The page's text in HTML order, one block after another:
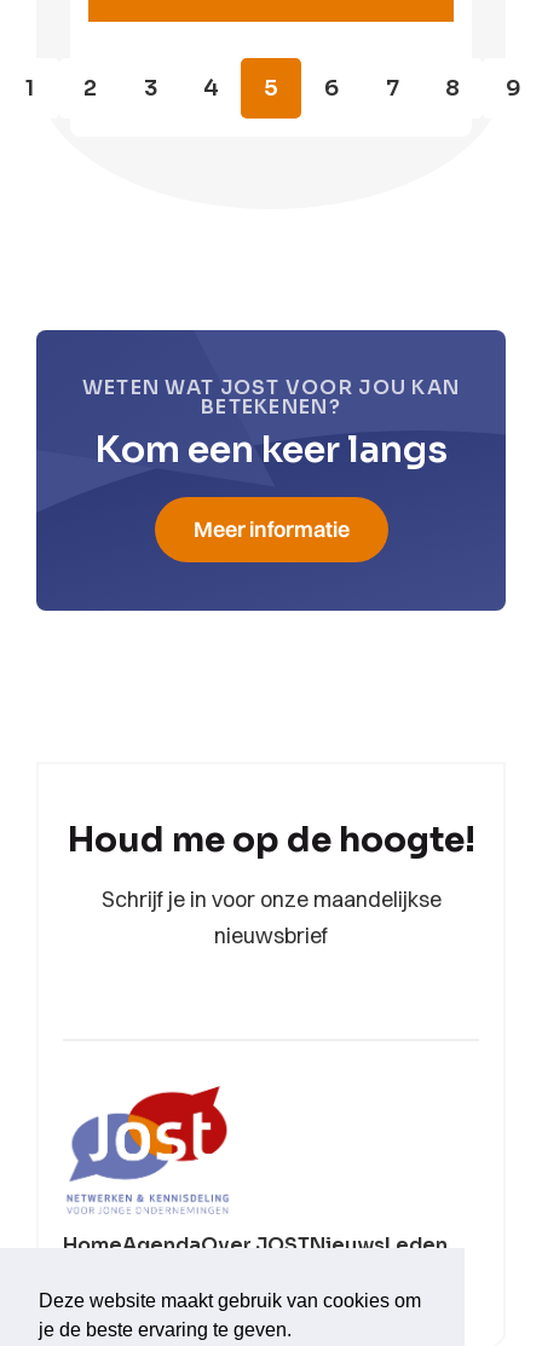
Deze website maakt gebruik van cookies om
je de beste ervaring te geven.
1 2 3 4 5 6 7 8 9
WETEN WAT JOST VOOR JOU KAN
BETEKENEN?
Kom een keer langs
Meer informatie
Houd me op de hoogte!
Schrijf je in voor onze maandelijkse
nieuwsbrief
HomeAgendaOver JOSTNieuwsLeden